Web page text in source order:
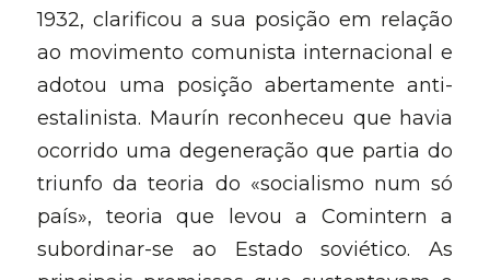
1932, clarificou a sua posição em relação
ao movimento comunista internacional e
adotou uma posição abertamente anti-
estalinista. Maurín reconheceu que havia
ocorrido uma degeneração que partia do
triunfo da teoria do «socialismo num só
país», teoria que levou a Comintern a
subordinar-se ao Estado soviético. As